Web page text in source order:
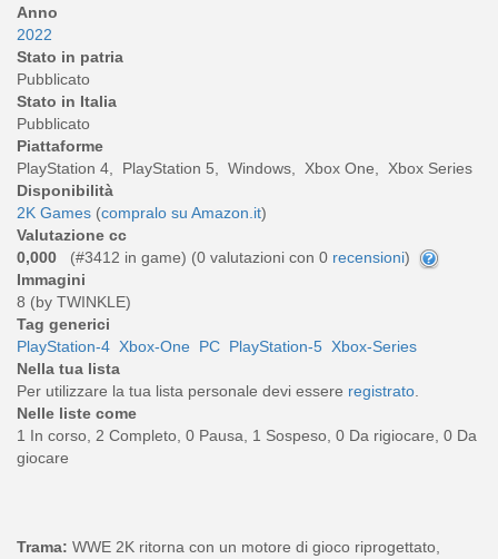
Anno
2022
Stato in patria
Pubblicato
Stato in Italia
Pubblicato
Piattaforme
PlayStation 4, PlayStation 5, Windows, Xbox One, Xbox Series
Disponibilità
2K Games (compralo su Amazon.it)
Valutazione cc
0,000
(#3412 in game) (0 valutazioni con 0 recensioni)
Immagini
8 (by TWINKLE)
Tag generici
PlayStation-4 Xbox-One PC PlayStation-5 Xbox-Series
Nella tua lista
Per utilizzare la tua lista personale devi essere registrato.
Nelle liste come
1 In corso, 2 Completo, 0 Pausa, 1 Sospeso, 0 Da rigiocare, 0 Da
giocare
Trama: WWE 2K ritorna con un motore di gioco riprogettato,